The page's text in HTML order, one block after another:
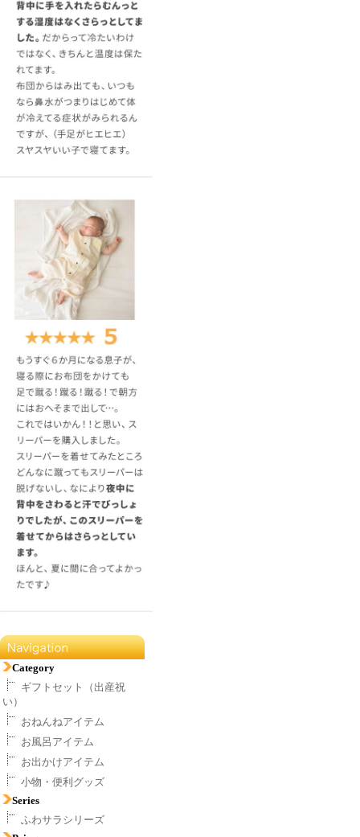
Category
ギフトセット（出産祝
い）
おねんねアイテム
お風呂アイテム
お出かけアイテム
小物・便利グッズ
Series
ふわサラシリーズ